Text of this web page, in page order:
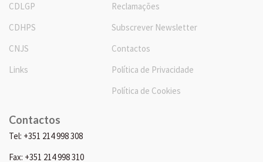
CDLGP
CDHPS
CNJS
Links
Reclamações
Subscrever Newsletter
Contactos
Política de Privacidade
Política de Cookies
Contactos
Tel: +351 214 998 308
Fax: +351 214 998 310